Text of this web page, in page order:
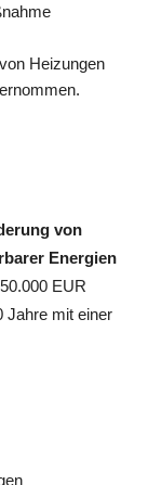
Heizungen
von
Energien
EUR
Jahre mit einer